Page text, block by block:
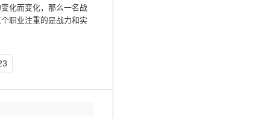
化而变化，那么一名战
职业注重的是战力和实